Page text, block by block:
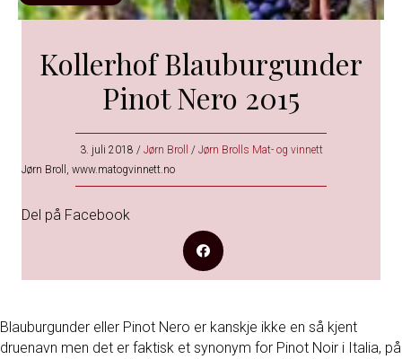
Kollerhof Blauburgunder
Pinot Nero 2015
3. juli 2018 / Jørn Broll / Jørn Brolls Mat- og vinnett
Jørn Broll, www.matogvinnett.no
Del på Facebook
Blauburgunder eller Pinot Nero er kanskje ikke en så kjent
druenavn men det er faktisk et synonym for Pinot Noir i Italia, på